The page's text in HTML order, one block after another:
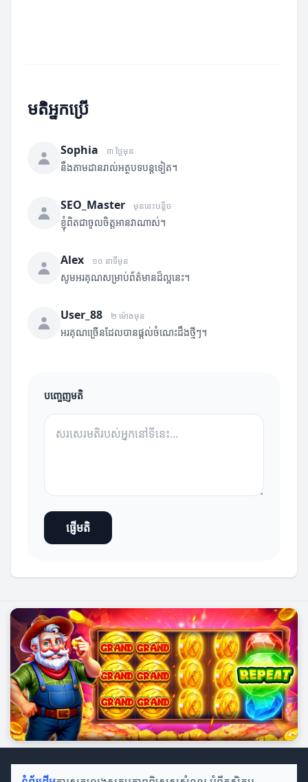
មតិអ្នកប្រើ
Sophia ៣ ថ្ងៃមុន
នឹងតាមដានរាល់អត្ថបទបន្តទៀត។
SEO_Master មុននេះបន្តិច
ខ្ញុំពិតជាចូលចិត្តអានវាណាស់។
Alex ១០ នាទីមុន
សូមអរគុណសម្រាប់ព័ត៌មានដ៏ល្អនេះ។
User_88 ២ ម៉ោងមុន
អរគុណច្រើនដែលបានផ្តល់ចំណេះដឹងថ្មីៗ។
បញ្ចេញមតិ
ផ្ញើមតិ